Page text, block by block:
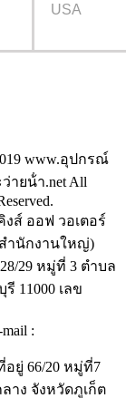
USA
www.อุปกรณ์
ายน้ํา.net All
ส์ ออฟ วอเตอร์
ำนักงานใหญ่)
29 หมู่ที่ 3 ตำบล
11000 เลข
:
ยู่ 66/20 หมู่ที่7
าง จังหวัดภูเก็ต